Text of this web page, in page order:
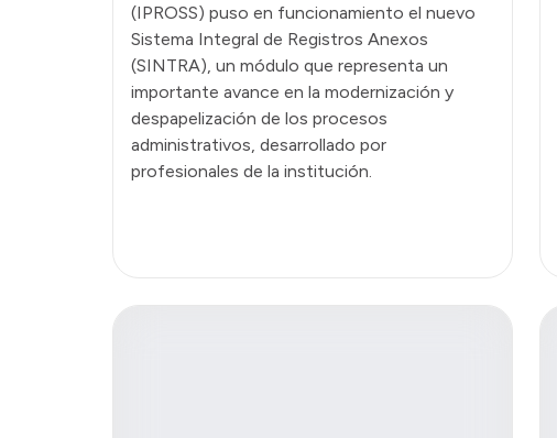
(IPROSS) puso en funcionamiento el nuevo
Sistema Integral de Registros Anexos
(SINTRA), un módulo que representa un
importante avance en la modernización y
despapelización de los procesos
administrativos, desarrollado por
profesionales de la institución.